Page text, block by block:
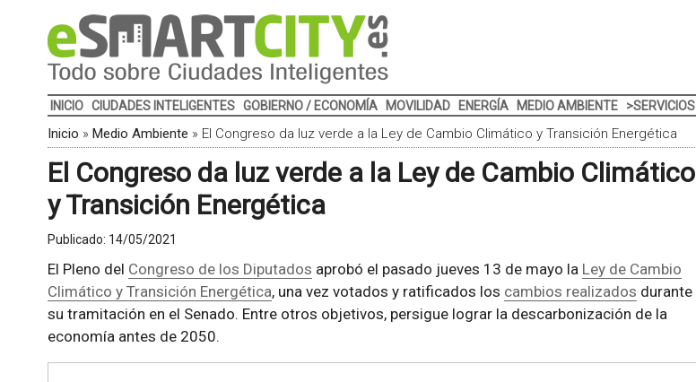
INICIO CIUDADES INTELIGENTES GOBIERNO / ECONOMÍA MOVILIDAD ENERGÍA MEDIO AMBIENTE >SERVICIOS
Inicio » Medio Ambiente » El Congreso da luz verde a la Ley de Cambio Climático y Transición Energética
El Congreso da luz verde a la Ley de Cambio Climático
y Transición Energética
Publicado: 14/05/2021
El Pleno del Congreso de los Diputados aprobó el pasado jueves 13 de mayo la Ley de Cambio
Climático y Transición Energética, una vez votados y ratificados los cambios realizados durante
su tramitación en el Senado. Entre otros objetivos, persigue lograr la descarbonización de la
economía antes de 2050.